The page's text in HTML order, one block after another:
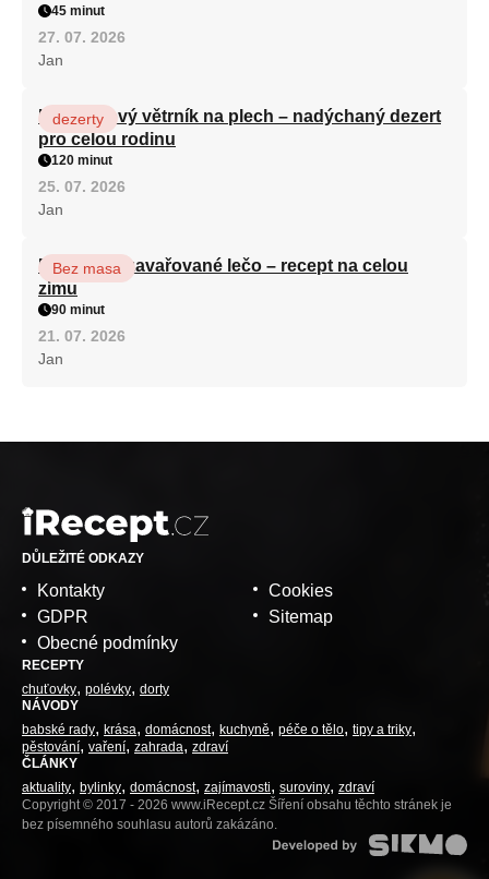
45 minut
27. 07. 2026
Jan
Karamelový větrník na plech – nadýchaný dezert
pro celou rodinu
dezerty
120 minut
25. 07. 2026
Jan
Babiččino zavařované lečo – recept na celou
zimu
Bez masa
90 minut
21. 07. 2026
Jan
DŮLEŽITÉ ODKAZY
Kontakty
GDPR
Obecné podmínky
Cookies
Sitemap
RECEPTY
chuťovky polévky dorty
NÁVODY
babské rady krása domácnost kuchyně péče o tělo tipy a triky
pěstování vaření zahrada
zdraví
ČLÁNKY
aktuality bylinky domácnost zajímavosti suroviny zdraví
Copyright © 2017 - 2026 www.iRecept.cz Šíření obsahu těchto stránek je
bez písemného souhlasu autorů zakázáno.